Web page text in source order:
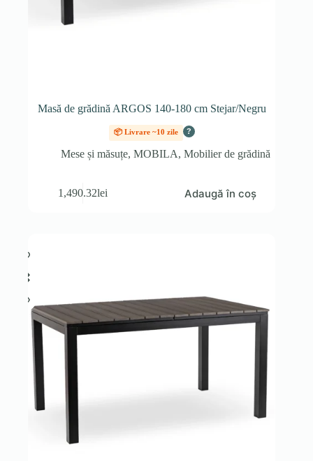
Masă de grădină ARGOS 140-180 cm Stejar/Negru
📦 Livrare ~10 zile ?
Mese și măsuțe,MOBILA,Mobilier de grădină
1,490.32lei Adaugă în coș